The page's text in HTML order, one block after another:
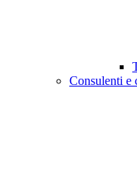
Consulenti e